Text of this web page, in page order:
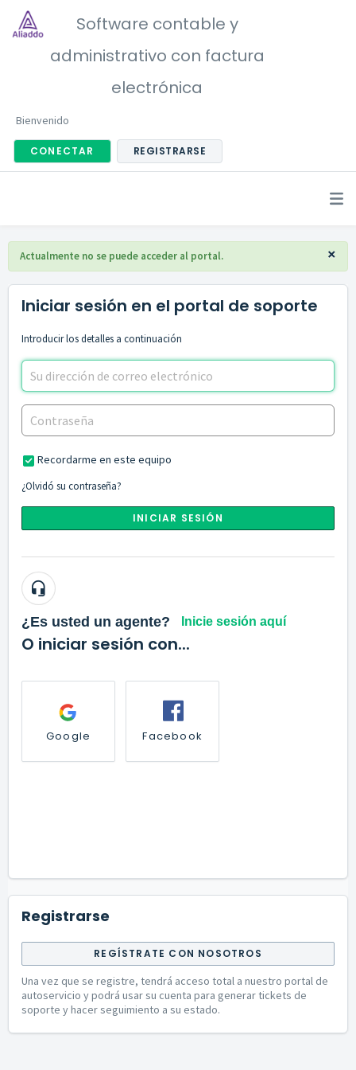
Software contable y
administrativo con factura
electrónica
Bienvenido
CONECTAR REGISTRARSE
×
Actualmente no se puede acceder al portal.
Iniciar sesión en el portal de soporte
Introducir los detalles a continuación
Recordarme en este equipo
¿Olvidó su contraseña?
INICIAR SESIÓN
¿Es usted un agente? Inicie sesión aquí
O iniciar sesión con...
Google Facebook
Registrarse
REGÍSTRATE CON NOSOTROS
Una vez que se registre, tendrá acceso total a nuestro portal de
autoservicio y podrá usar su cuenta para generar tickets de
soporte y hacer seguimiento a su estado.